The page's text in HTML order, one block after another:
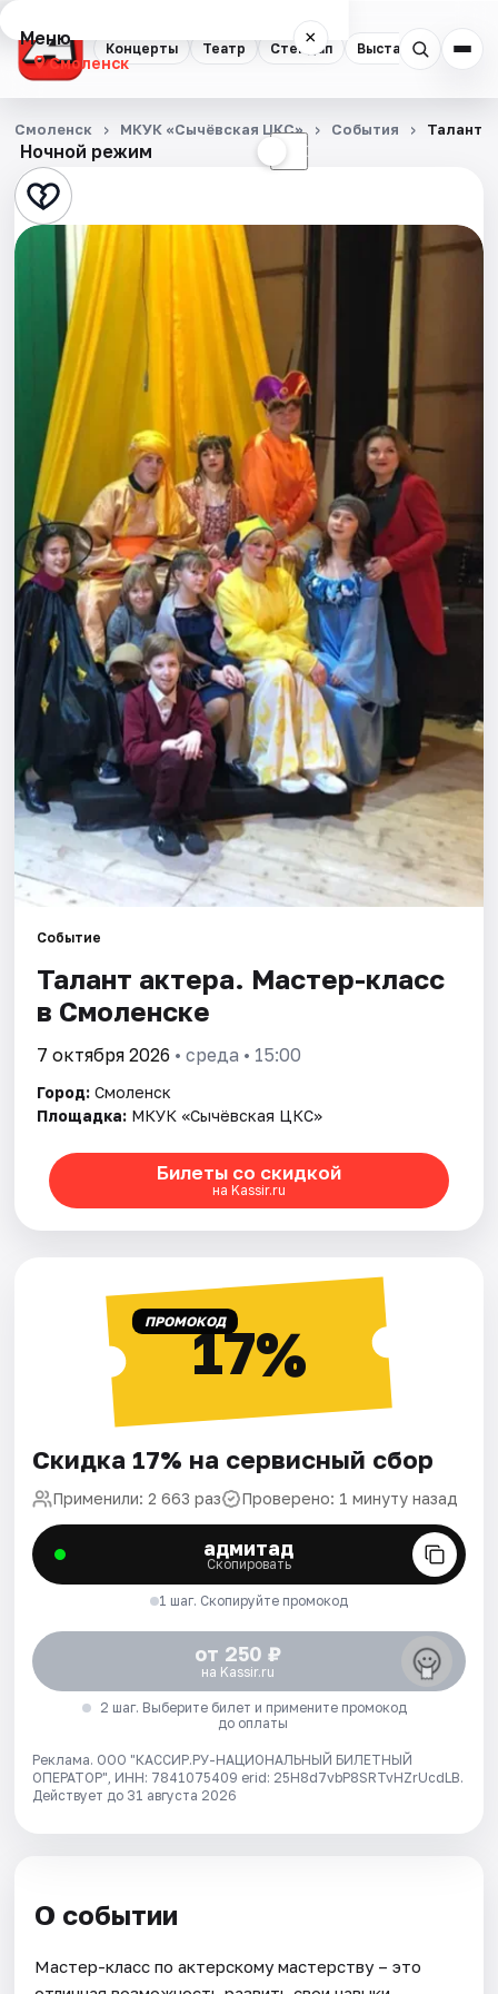
Концерты Театр Стендап Выставки
Меню ×
Смоленск
Концерты
Театр
Стендап
Выставки
Экскурсии
Спорт
События
Города
Площадки
Артисты
Рейтинги
Ночной режим ☾
Смоленск МКУК «Сычёвская ЦКС» События Талант
Событие
Талант актера. Мастер-класс
в Смоленске
7 октября 2026 • среда • 15:00
Город: Смоленск
Площадка: МКУК «Сычёвская ЦКС»
Билеты со скидкой
на Kassir.ru
ПРОМОКОД17%
Скидка 17% на сервисный сбор
Применили: 2 663 раз Проверено: 1 минуту назад
адмитад
Скопировать
1 шаг. Скопируйте промокод
от 250 ₽
на Kassir.ru
2 шаг. Выберите билет и примените промокод
до оплаты
Реклама. ООО "КАССИР.РУ-НАЦИОНАЛЬНЫЙ БИЛЕТНЫЙ
ОПЕРАТОР", ИНН: 7841075409 erid: 25H8d7vbP8SRTvHZrUcdLB.
Действует до 31 августа 2026
О событии
Мастер-класс по актерскому мастерству – это